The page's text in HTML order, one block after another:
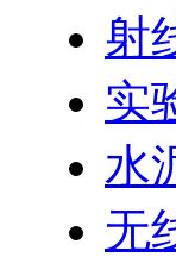
射
实
水
无